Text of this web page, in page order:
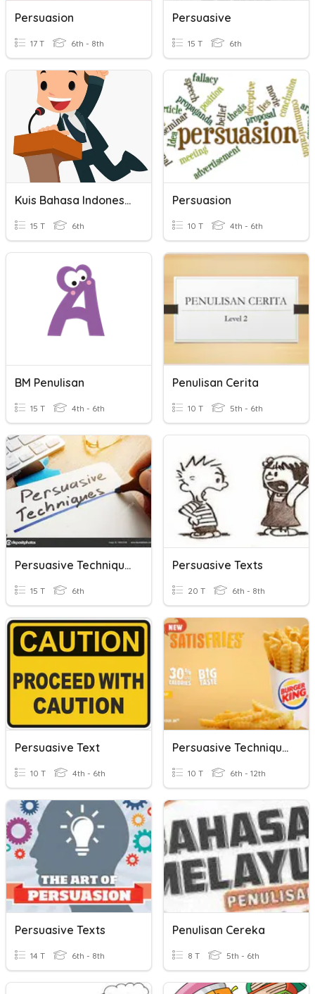
Persuasion
17 T 6th - 8th
Persuasive
15 T 6th
Kuis Bahasa Indonesia Kelas 6: Penulisan Pidato
15 T 6th
Persuasion
10 T 4th - 6th
BM Penulisan
15 T 4th - 6th
Penulisan Cerita
10 T 5th - 6th
Persuasive Techniques
15 T 6th
Persuasive Texts
20 T 6th - 8th
Persuasive Text
10 T 4th - 6th
Persuasive Techniques
10 T 6th - 12th
Persuasive Texts
14 T 6th - 8th
Penulisan Cereka
8 T 5th - 6th